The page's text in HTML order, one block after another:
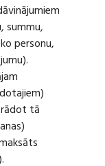
summu,
personu,
tā